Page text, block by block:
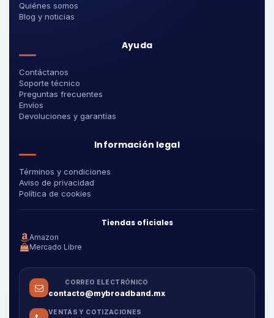
Quiénes somos
Blog y noticias
Ayuda
Contáctanos
Soporte técnico
Preguntas frecuentes
Envíos
Devoluciones y garantías
Información legal
Términos y condiciones
Aviso de privacidad
Política de cookies
Tiendas oficiales
Amazon
Mercado Libre
CORREO ELECTRÓNICO
contacto@mybroadband.mx
VENTAS Y COTIZACIONES